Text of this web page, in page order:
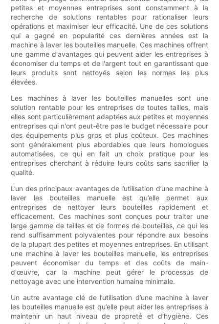
petites et moyennes entreprises sont constamment à la
recherche de solutions rentables pour rationaliser leurs
opérations et maximiser leur efficacité. Une de ces solutions
qui a gagné en popularité ces dernières années est la
machine à laver les bouteilles manuelle. Ces machines offrent
une gamme d'avantages qui peuvent aider les entreprises à
économiser du temps et de l'argent tout en garantissant que
leurs produits sont nettoyés selon les normes les plus
élevées.
Les machines à laver les bouteilles manuelles sont une
solution rentable pour les entreprises de toutes tailles, mais
elles sont particulièrement adaptées aux petites et moyennes
entreprises qui n'ont peut-être pas le budget nécessaire pour
des équipements plus gros et plus coûteux. Ces machines
sont généralement plus abordables que leurs homologues
automatisées, ce qui en fait un choix pratique pour les
entreprises cherchant à réduire leurs coûts sans sacrifier la
qualité.
L’un des principaux avantages de l’utilisation d’une machine à
laver les bouteilles manuelle est qu’elle permet aux
entreprises de nettoyer leurs bouteilles rapidement et
efficacement. Ces machines sont conçues pour traiter une
large gamme de tailles et de formes de bouteilles, ce qui les
rend suffisamment polyvalentes pour répondre aux besoins
de la plupart des petites et moyennes entreprises. En utilisant
une machine à laver les bouteilles manuelle, les entreprises
peuvent économiser du temps et des coûts de main-
d'œuvre, car la machine peut gérer le processus de
nettoyage avec une intervention humaine minimale.
Un autre avantage clé de l’utilisation d’une machine à laver
les bouteilles manuelle est qu’elle peut aider les entreprises à
maintenir un haut niveau de propreté et d’hygiène. Ces